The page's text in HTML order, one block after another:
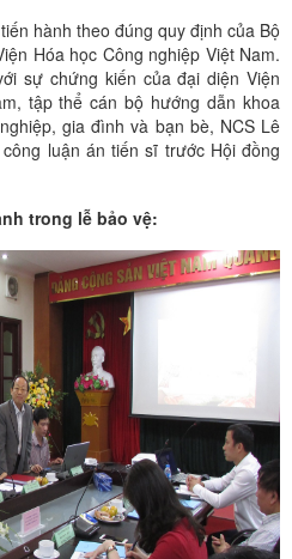
hành theo đúng quy định của Bộ
Hóa học Công nghiệp Việt Nam.
sự chứng kiến của đại diện Viện
tập thể cán bộ hướng dẫn khoa
gia đình và bạn bè, NCS Lê
luận án tiến sĩ trước Hội đồng
trong lễ bảo vệ: